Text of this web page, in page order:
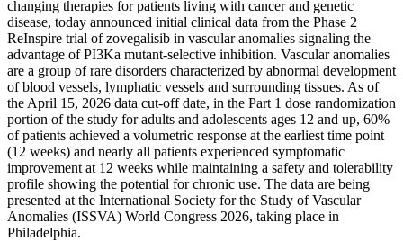
changing therapies for patients living with cancer and genetic
disease, today announced initial clinical data from the Phase 2
ReInspire trial of zovegalisib in vascular anomalies signaling the
advantage of PI3Ka mutant-selective inhibition. Vascular anomalies
are a group of rare disorders characterized by abnormal development
of blood vessels, lymphatic vessels and surrounding tissues. As of
the April 15, 2026 data cut-off date, in the Part 1 dose randomization
portion of the study for adults and adolescents ages 12 and up, 60%
of patients achieved a volumetric response at the earliest time point
(12 weeks) and nearly all patients experienced symptomatic
improvement at 12 weeks while maintaining a safety and tolerability
profile showing the potential for chronic use. The data are being
presented at the International Society for the Study of Vascular
Anomalies (ISSVA) World Congress 2026, taking place in
Philadelphia.